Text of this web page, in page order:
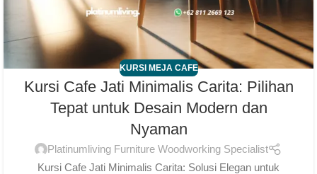
KURSI MEJA CAFE
Kursi Cafe Jati Minimalis Carita: Pilihan
Tepat untuk Desain Modern dan
Nyaman
Platinumliving Furniture Woodworking Specialist
Kursi Cafe Jati Minimalis Carita: Solusi Elegan untuk